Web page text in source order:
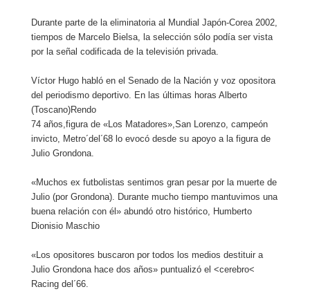
Durante parte de la eliminatoria al Mundial Japón-Corea 2002,
tiempos de Marcelo Bielsa, la selección sólo podía ser vista
por la señal codificada de la televisión privada.
Víctor Hugo habló en el Senado de la Nación y voz opositora
del periodismo deportivo. En las últimas horas Alberto
(Toscano)Rendo
74 años,figura de «Los Matadores»,San Lorenzo, campeón
invicto, Metro´del´68 lo evocó desde su apoyo a la figura de
Julio Grondona.
«Muchos ex futbolistas sentimos gran pesar por la muerte de
Julio (por Grondona). Durante mucho tiempo mantuvimos una
buena relación con él» abundó otro histórico, Humberto
Dionisio Maschio
«Los opositores buscaron por todos los medios destituir a
Julio Grondona hace dos años» puntualizó el <cerebro<
Racing del´66.